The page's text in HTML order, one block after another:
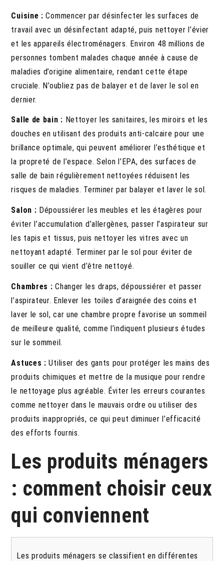
Cuisine : Commencer par désinfecter les surfaces de
travail avec un désinfectant adapté, puis nettoyer l’évier
et les appareils électroménagers. Environ 48 millions de
personnes tombent malades chaque année à cause de
maladies d’origine alimentaire, rendant cette étape
cruciale. N’oubliez pas de balayer et de laver le sol en
dernier.
Salle de bain : Nettoyer les sanitaires, les miroirs et les
douches en utilisant des produits anti-calcaire pour une
brillance optimale, qui peuvent améliorer l’esthétique et
la propreté de l’espace. Selon l’EPA, des surfaces de
salle de bain régulièrement nettoyées réduisent les
risques de maladies. Terminer par balayer et laver le sol.
Salon : Dépoussiérer les meubles et les étagères pour
éviter l’accumulation d’allergènes, passer l’aspirateur sur
les tapis et tissus, puis nettoyer les vitres avec un
nettoyant adapté. Terminer par le sol pour éviter de
souiller ce qui vient d’être nettoyé.
Chambres : Changer les draps, dépoussiérer et passer
l’aspirateur. Enlever les toiles d’araignée des coins et
laver le sol, car une chambre propre favorise un sommeil
de meilleure qualité, comme l’indiquent plusieurs études
sur le sommeil.
Astuces : Utiliser des gants pour protéger les mains des
produits chimiques et mettre de la musique pour rendre
le nettoyage plus agréable. Éviter les erreurs courantes
comme nettoyer dans le mauvais ordre ou utiliser des
produits inappropriés, ce qui peut diminuer l’efficacité
des efforts fournis.
Les produits ménagers
: comment choisir ceux
qui conviennent
Les produits ménagers se classifient en différentes